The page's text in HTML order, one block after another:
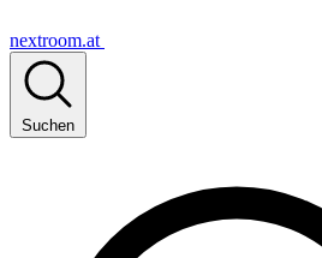
nextroom.at
Suchen